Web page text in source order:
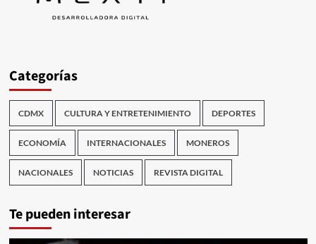
Categorías
CDMX CULTURA Y ENTRETENIMIENTO DEPORTES
ECONOMÍA INTERNACIONALES MONEROS
NACIONALES NOTICIAS REVISTA DIGITAL
Te pueden interesar